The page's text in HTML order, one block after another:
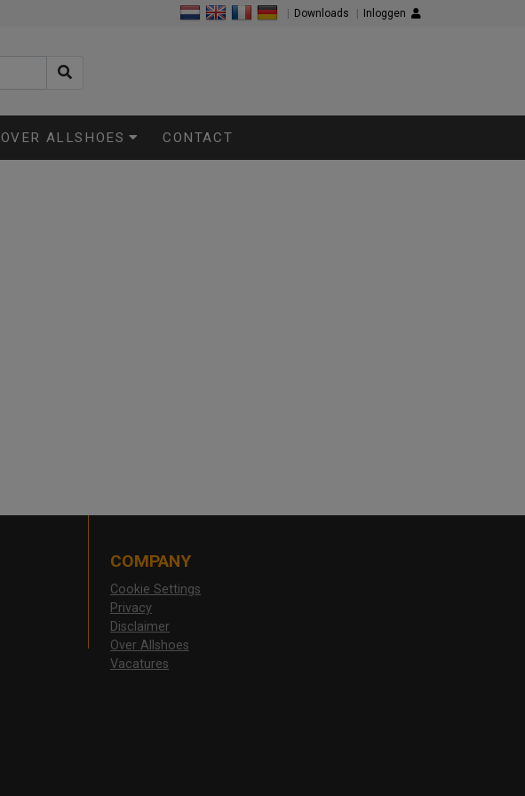
Inloggen
Downloads
OVER ALLSHOES CONTACT
COMPANY
Cookie Settings
Privacy
Disclaimer
Over Allshoes
Vacatures